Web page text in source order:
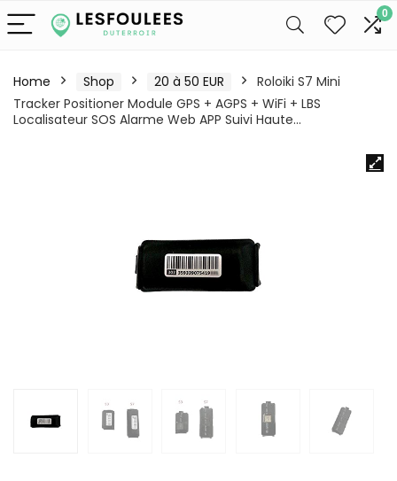
0
Home Shop 20 à 50 EUR
Roloiki S7 Mini
Tracker Positioner Module GPS + AGPS + WiFi + LBS
Localisateur SOS Alarme Web APP Suivi Haute…